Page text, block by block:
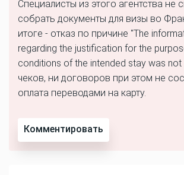
Специалисты из этого агентства не
собрать документы для визы во
итоге - отказ по причине "The
regarding the justification for the
conditions of the intended stay was not
чеков, ни договоров при этом не
оплата переводами на карту.
Комментировать